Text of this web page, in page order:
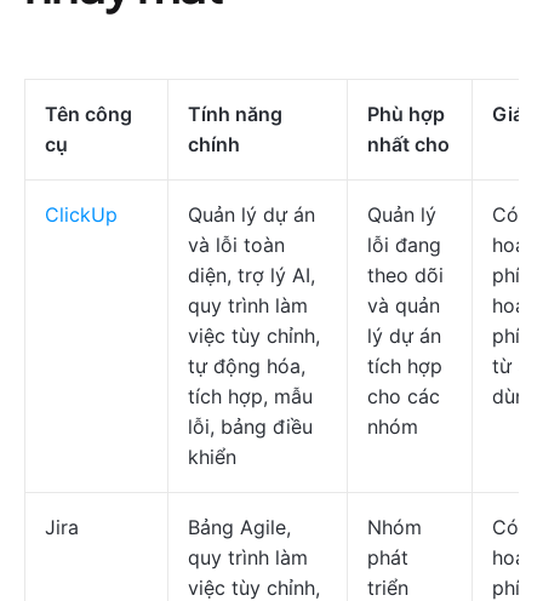
Tên công
cụ
Tính năng
chính
Phù hợp
nhất cho
Giá
ClickUp
Quản lý dự án
và lỗi toàn
diện, trợ lý AI,
quy trình làm
việc tùy chỉnh,
tự động hóa,
tích hợp, mẫu
lỗi, bảng điều
khiển
Quản lý
lỗi đang
theo dõi
và quản
lý dự án
tích hợp
cho các
nhóm
Có
phí;
phí
từ
Jira
Bảng Agile,
quy trình làm
việc tùy chỉnh,
Nhóm
phát
triển
Có
phí;